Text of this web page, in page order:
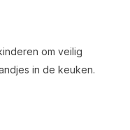
om veilig
in de keuken.